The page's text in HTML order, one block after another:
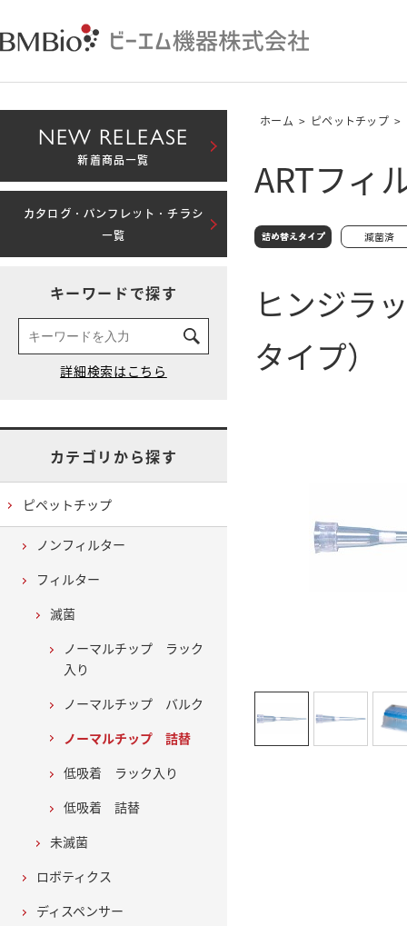
ホーム > ピペットチップ >
ARTフィ
ヒンジラ
タイプ）
NEW RELEASE
新着商品一覧
カタログ・パンフレット・チラシ
一覧
キーワードで探す
カテゴリから探す
ピペットチップ
ノンフィルター
フィルター
滅菌
ノーマルチップ ラック
入り
ノーマルチップ バルク
ノーマルチップ 詰替
低吸着 ラック入り
低吸着 詰替
未滅菌
ロボティクス
ディスペンサー